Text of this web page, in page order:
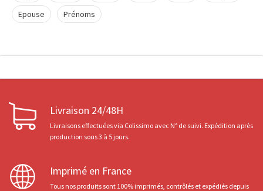
Epouse
Prénoms
Livraison 24/48H
Livraisons effectuées via Colissimo avec N° de suivi. Expédition après
production sous 3 à 5 jours.
Imprimé en France
Tous nos produits sont 100% imprimés, contrôlés et expédiés depuis